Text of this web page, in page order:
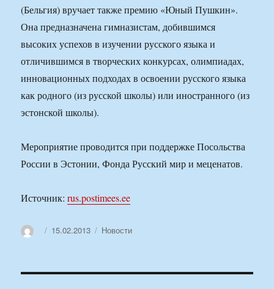
(Бельгия) вручает также премию «Юный Пушкин».
Она предназначена гимназистам, добившимся
высоких успехов в изучении русского языка и
отличившимся в творческих конкурсах, олимпиадах,
инновационных подходах в освоении русского языка
как родного (из русской школы) или иностранного (из
эстонской школы).
Мероприятие проводится при поддержке Посольства
России в Эстонии, Фонда Русский мир и меценатов.
Источник:rus.postimees.ee
АвторОпубликовано
15.02.2013 Рубрики
Новости